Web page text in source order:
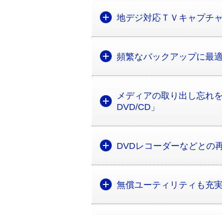
地デジ対応ＴＶキャプチ
頻繁なバックアップに最
メディアの取り出し忘れ
DVD/CD」
DVDレコーダーなどとの
無償ユーティリティも充実